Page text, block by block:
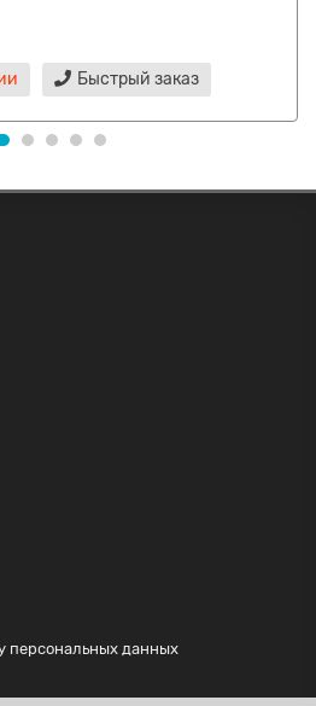
Быстрый заказ
персональных данных